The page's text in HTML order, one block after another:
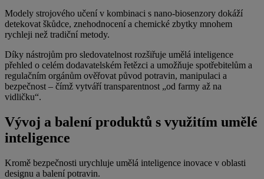
Modely strojového učení v kombinaci s nano-biosenzory dokáží
detekovat škůdce, znehodnocení a chemické zbytky mnohem
rychleji než tradiční metody.
Díky nástrojům pro sledovatelnost rozšiřuje umělá inteligence
přehled o celém dodavatelském řetězci a umožňuje spotřebitelům a
regulačním orgánům ověřovat původ potravin, manipulaci a
bezpečnost – čímž vytváří transparentnost „od farmy až na
vidličku“.
Vývoj a balení produktů s využitím umělé
inteligence
Kromě bezpečnosti urychluje umělá inteligence inovace v oblasti
designu a balení potravin.